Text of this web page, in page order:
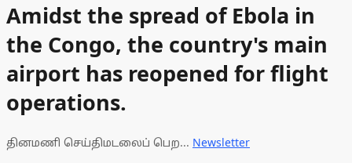
Amidst the spread of Ebola in
the Congo, the country's main
airport has reopened for flight
operations.
தினமணி செய்திமடலைப் பெற... Newsletter